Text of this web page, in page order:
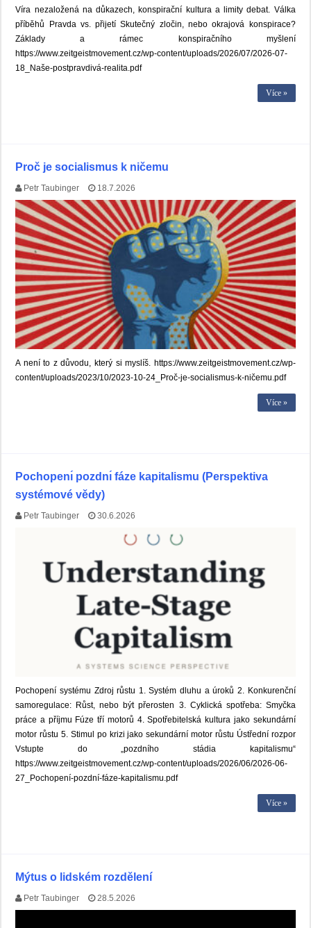
Víra nezaložená na důkazech, konspirační kultura a limity debat. Válka
příběhů Pravda vs. přijetí Skutečný zločin, nebo okrajová konspirace?
Základy a rámec konspiračního myšlení
https://www.zeitgeistmovement.cz/wp-content/uploads/2026/07/2026-07-
18_Naše-postpravdivá-realita.pdf
Více »
Proč je socialismus k ničemu
Petr Taubinger 18.7.2026
A není to z důvodu, který si myslíš. https://www.zeitgeistmovement.cz/wp-
content/uploads/2023/10/2023-10-24_Proč-je-socialismus-k-ničemu.pdf
Více »
Pochopenı́ pozdnı́ fáze kapitalismu (Perspektiva
systémové vědy)
Petr Taubinger 30.6.2026
Pochopení systému Zdroj růstu 1. Systém dluhu a úroků 2. Konkurenční
samoregulace: Růst, nebo být přerosten 3. Cyklická spotřeba: Smyčka
práce a příjmu Fúze tří motorů 4. Spotřebitelská kultura jako sekundární
motor růstu 5. Stimul po krizi jako sekundární motor růstu Ústřední rozpor
Vstupte do „pozdního stádia kapitalismu“
https://www.zeitgeistmovement.cz/wp-content/uploads/2026/06/2026-06-
27_Pochopení-pozdní-fáze-kapitalismu.pdf
Více »
Mýtus o lidském rozdělení
Petr Taubinger 28.5.2026